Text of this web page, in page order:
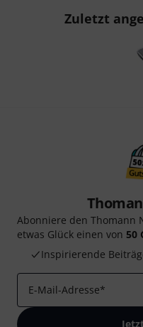
Zuletzt
Abonniere den Thomann
etwas Glück einen von 50
Inspirierende
E-Mail-Adresse*